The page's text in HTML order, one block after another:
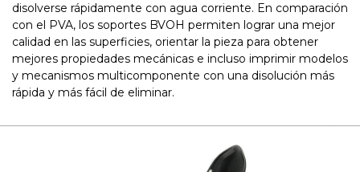
disolverse rápidamente con agua corriente. En comparación
con el PVA, los soportes BVOH permiten lograr una mejor
calidad en las superficies, orientar la pieza para obtener
mejores propiedades mecánicas e incluso imprimir modelos
y mecanismos multicomponente con una disolución más
rápida y más fácil de eliminar.